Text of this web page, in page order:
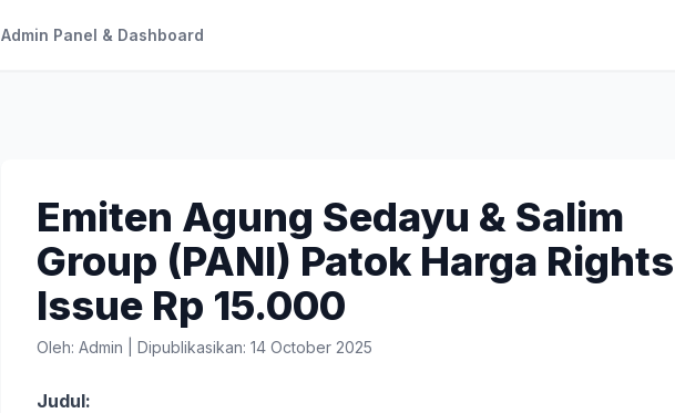
Admin Panel & Dashboard
Emiten Agung Sedayu & Salim
Group (PANI) Patok Harga Rights
Issue Rp 15.000
Oleh: Admin Dipublikasikan: 14 October 2025
Judul: